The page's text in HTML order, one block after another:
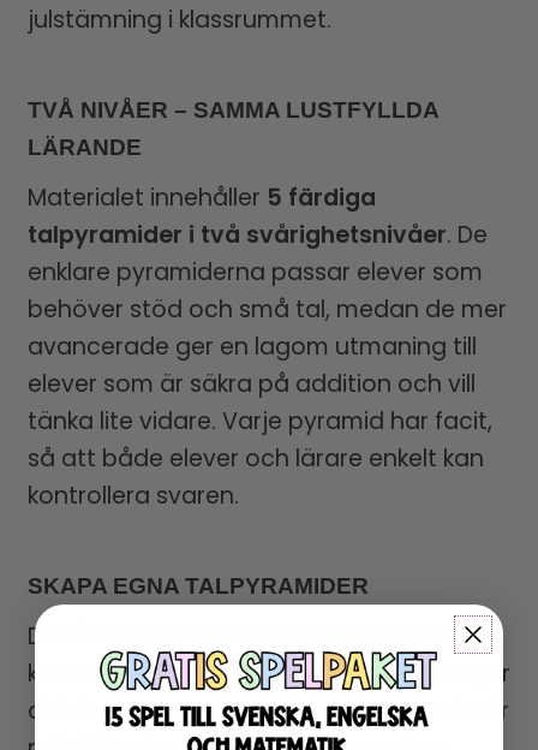
julstämning i klassrummet.
TVÅ NIVÅER – SAMMA LUSTFYLLDA
LÄRANDE
Materialet innehåller 5 färdiga
talpyramider i två svårighetsnivåer. De
enklare pyramiderna passar elever som
behöver stöd och små tal, medan de mer
avancerade ger en lagom utmaning till
elever som är säkra på addition och vill
tänka lite vidare. Varje pyramid har facit,
så att både elever och lärare enkelt kan
kontrollera svaren.
SKAPA EGNA TALPYRAMIDER
Du får även
där eleverna
kan skapa helt egna talpyramider. Det gör
aktiviteten extra engagerande, och det är